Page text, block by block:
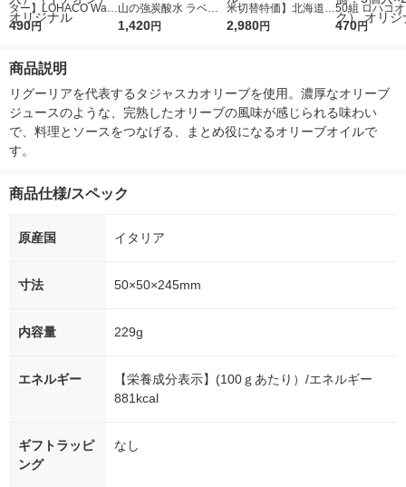
ター】LOHACO Wate
r（ロハコウォータ
シ） オリジナル
490円
山の強炭酸水 ラベル
レス 500ml 1箱（24
1,420円
米切替特価】北海道産
ななつぼし 無洗米 5k
2,980円
50組 ロハコ
ルソフトパッ
オリジナル
470円
商品説明
リグーリアを代表するタジャスカオリーブを使用。濃厚なオリーブ
ジュースのような、完熟したオリーブの風味が感じられる味わい
で、料理とソースをつなげる、まとめ役になるオリーブオイルで
す。
商品仕様/スペック
原産国 イタリア
寸法 50×50×245mm
内容量 229g
エネルギー
【栄養成分表示】(100ｇあたり）/エネルギー
881kcal
ギフトラッピ
ング
なし